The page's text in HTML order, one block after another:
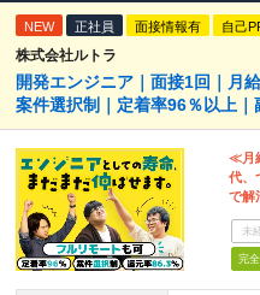
NEW 正社員 面接情報有 自己
株式会社ルトラ
開発エンジニア｜面接1回｜月
案件選択制｜定着率96％以上
≪月
代、
で解
未
完